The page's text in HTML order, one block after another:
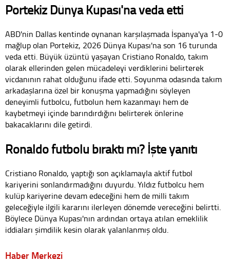
Portekiz Dünya Kupası'na veda etti
ABD'nin Dallas kentinde oynanan karşılaşmada İspanya'ya 1-0
mağlup olan Portekiz, 2026 Dünya Kupası'na son 16 turunda
veda etti. Büyük üzüntü yaşayan Cristiano Ronaldo, takım
olarak ellerinden gelen mücadeleyi verdiklerini belirterek
vicdanının rahat olduğunu ifade etti. Soyunma odasında takım
arkadaşlarına özel bir konuşma yapmadığını söyleyen
deneyimli futbolcu, futbolun hem kazanmayı hem de
kaybetmeyi içinde barındırdığını belirterek önlerine
bakacaklarını dile getirdi.
Ronaldo futbolu bıraktı mı? İşte yanıtı
Cristiano Ronaldo, yaptığı son açıklamayla aktif futbol
kariyerini sonlandırmadığını duyurdu. Yıldız futbolcu hem
kulüp kariyerine devam edeceğini hem de milli takım
geleceğiyle ilgili kararını ilerleyen dönemde vereceğini belirtti.
Böylece Dünya Kupası'nın ardından ortaya atılan emeklilik
iddiaları şimdilik kesin olarak yalanlanmış oldu.
Haber Merkezi